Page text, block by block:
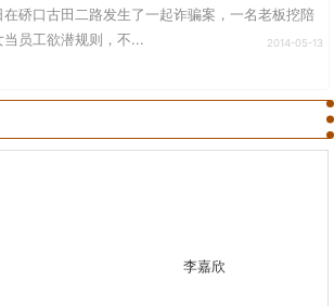
在硚口古田二路发生了一起诈骗案，一名老板挖陪
当员工欲潜规则，不...
2014-05-13
李嘉欣